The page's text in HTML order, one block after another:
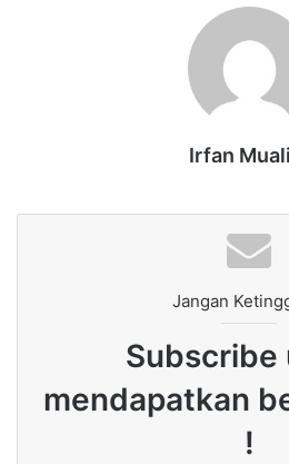
Irfan
Jangan
Subscribe
mendapatkan
!